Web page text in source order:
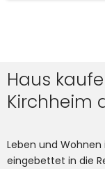
Haus
Kirchheim
Leben und Wohnen
eingebettet in die